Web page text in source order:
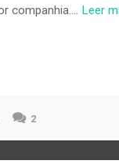
companhia.… Leer
2